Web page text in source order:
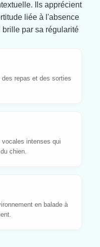
Ils apprécient
liée à l'absence
brille par sa régularité
repas et des sorties
intenses qui
chien.
en balade à